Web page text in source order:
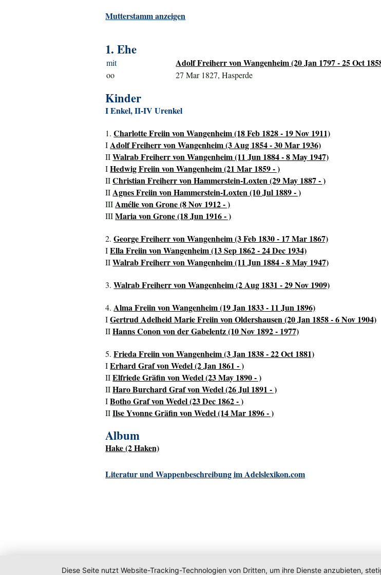
Mutterstamm anzeigen
1. Ehe
mit Adolf Freiherr von Wangenheim (20 Jan 1797 - 25 Oct
oo 27 Mar 1827, Hasperde
Kinder
I Enkel, II-IV Urenkel
1.Charlotte Freiin von Wangenheim (18 Feb 1828 - 19 Nov 1911)
IAdolf Freiherr von Wangenheim (3 Aug 1854 - 30 Mar 1936)
IIWalrab Freiherr von Wangenheim (11 Jun 1884 - 8 May 1947)
IHedwig Freiin von Wangenheim (21 Mar 1859 - )
IIChristian Freiherr von Hammerstein-Loxten (29 May 1887 - )
IIAgnes Freiin von Hammerstein-Loxten (10 Jul 1889 - )
IIIAmélie von Grone (8 Nov 1912 - )
IIIMaria von Grone (18 Jun 1916 - )
2.George Freiherr von Wangenheim (3 Feb 1830 - 17 Mar 1867)
IElla Freiin von Wangenheim (13 Sep 1862 - 24 Dec 1934)
IIWalrab Freiherr von Wangenheim (11 Jun 1884 - 8 May 1947)
3.Walrab Freiherr von Wangenheim (2 Aug 1831 - 29 Nov 1909)
4.Alma Freiin von Wangenheim (19 Jan 1833 - 11 Jun 1896)
IGertrud Adelheid Marie Freiin von Oldershausen (20 Jan 1858 - 6 Nov 1904)
IIHanns Conon von der Gabelentz (10 Nov 1892 - 1977)
5.Frieda Freiin von Wangenheim (3 Jan 1838 - 22 Oct 1881)
IErhard Graf von Wedel (2 Jan 1861 - )
IIElfriede Gräfin von Wedel (23 May 1890 - )
IIHaro Burchard Graf von Wedel (26 Jul 1891 - )
IBotho Graf von Wedel (23 Dec 1862 - )
IIIlse Yvonne Gräfin von Wedel (14 Mar 1896 - )
Album
Hake (2 Haken)
Literatur und Wappenbeschreibung im Adelslexikon.com
Diese Seite nutzt Website-Tracking-Technologien von Dritten, um ihre Dienste anzubieten,